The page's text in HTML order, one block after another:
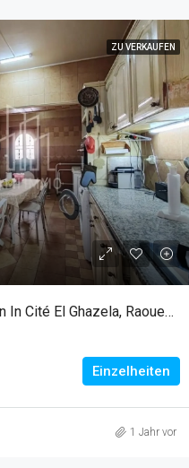
ZU VERKAUFEN
S+4 Villa Zu Verkaufen In Cité El Ghazela, Raoued Mit Pool
Einzelheiten
1 Jahr vor